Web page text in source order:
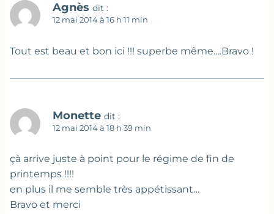
Agnès dit :
12 mai 2014 à 16 h 11 min
Tout est beau et bon ici !!! superbe même….Bravo !
Monette dit :
12 mai 2014 à 18 h 39 min
çà arrive juste à point pour le régime de fin de
printemps !!!!
en plus il me semble très appétissant…
Bravo et merci